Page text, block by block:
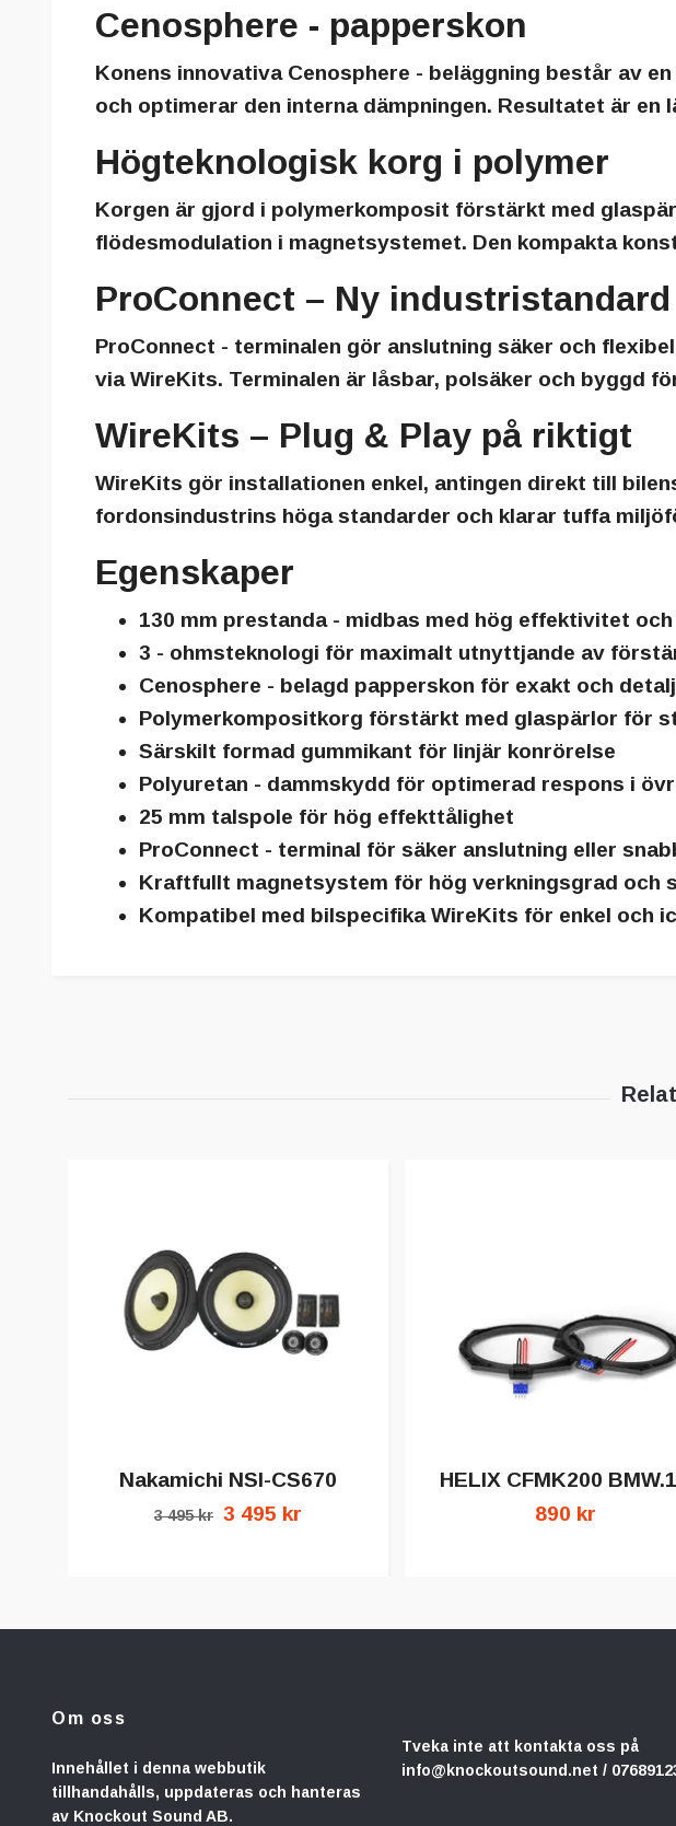
Cenosphere - papperskon
Konens innovativa Cenosphere - beläggning består av
och optimerar den interna dämpningen. Resultatet är
Högteknologisk korg i polymer
Korgen är gjord i polymerkomposit förstärkt med
flödesmodulation i magnetsystemet. Den kompakta
ProConnect – Ny industristandard
ProConnect - terminalen gör anslutning säker och
viaWireKits. Terminalen är låsbar, polsäker och byggd
WireKits – Plug & Play på riktigt
WireKits gör installationen enkel, antingen direkt till
fordonsindustrins höga standarder och klarar tuffa
Egenskaper
130 mm prestanda - midbas med hög effektivitet
3 - ohmsteknologi för maximalt utnyttjande av
Cenosphere - belagd papperskon för exakt och
Polymerkompositkorg förstärkt med glaspärlor för
Särskilt formad gummikant för linjär konrörelse
Polyuretan - dammskydd för optimerad respons i
25 mm talspole för hög effekttålighet
ProConnect - terminal för säker anslutning eller
Kraftfullt magnetsystem för hög verkningsgrad och
Kompatibel med bilspecifikaWireKits för enkel och
Nakamichi NSI-CS670
3 495 kr 3 495 kr
HELIX CFMK200
890 kr
Om oss
Innehållet i denna webbutik
tillhandahålls, uppdateras och hanteras
av Knockout Sound AB.
Tveka inte att kontakta oss på
info@knockoutsound.net /